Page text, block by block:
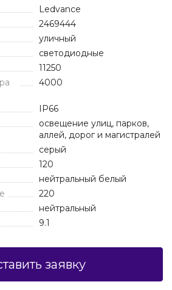
Ledvance
2469444
уличный
светодиодные
11250
4000
IP66
освещение улиц, парков,
аллей, дорог и магистралей
серый
120
нейтральный белый
220
нейтральный
9.1
заявку